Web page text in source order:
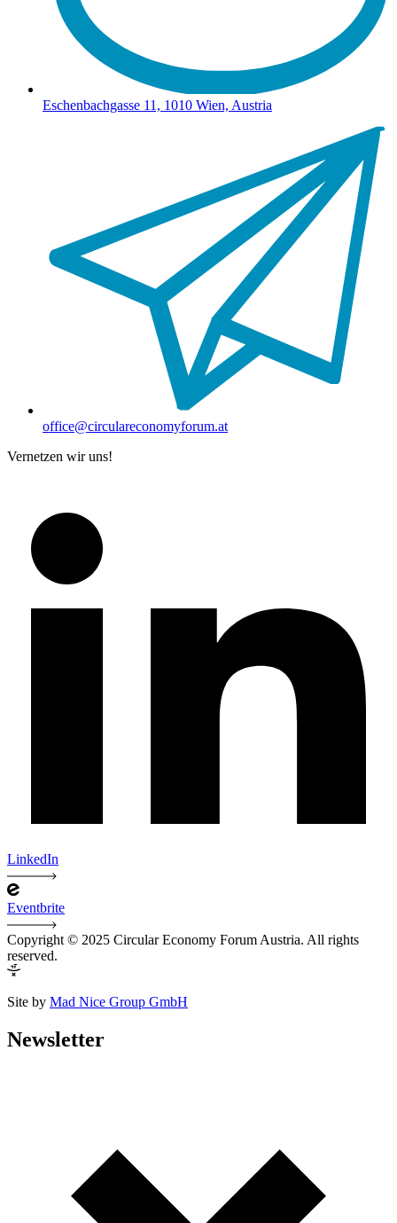
Eschenbachgasse 11, 1010 Wien, Austria
office@circulareconomyforum.at
Vernetzen wir uns!
LinkedIn
Eventbrite
Copyright © 2025 Circular Economy Forum Austria. All rights
reserved.
Site by Mad Nice Group GmbH
Newsletter